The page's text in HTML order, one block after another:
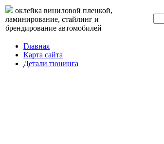
оклейка виниловой пленкой,
ламинирование, стайлинг и
брендирование автомобилей
Главная
Карта сайта
Детали тюнинга